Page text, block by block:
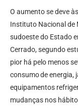
O aumento se deve
Instituto Nacional de
sudoeste do Estado
Cerrado, segundo
pior há pelo menos
consumo de energia,
equipamentos
mudanças nos